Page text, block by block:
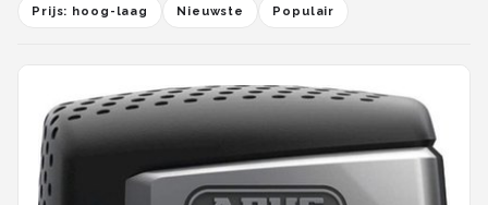
Prijs: hoog-laag Nieuwste Populair